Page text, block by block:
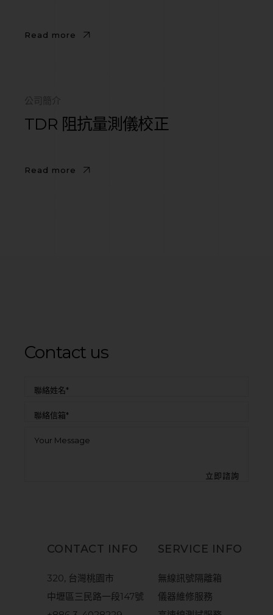
Read more
公司簡介
TDR 阻抗量測儀校正
Read more
Contact us
CONTACT INFO
320, 台灣桃園市
中壢區三民路一段147號
SERVICE INFO
無線訊號隔離箱
儀器維修服務